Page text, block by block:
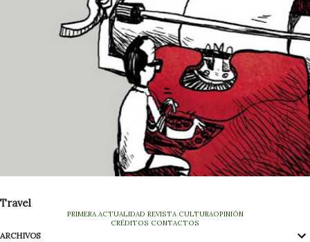
Travel
PRIMERA ACTUALIDAD REVISTA CULTURAOPINIÓN
CRÉDITOS CONTACTOS
ARCHIVOS